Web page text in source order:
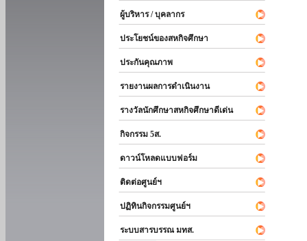
ผู้บริหาร / บุคลากร
ประโยชน์ของสหกิจศึกษา
ประกันคุณภาพ
รายงานผลการดำเนินงาน
รางวัลนักศึกษาสหกิจศึกษาดีเด่น
กิจกรรม 5ส.
ดาวน์โหลดแบบฟอร์ม
ติดต่อศูนย์ฯ
ปฏิทินกิจกรรมศูนย์ฯ
ระบบสารบรรณ มทส.